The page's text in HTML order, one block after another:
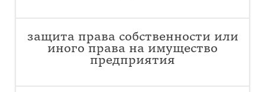
защита права собственности или
иного права на имущество
предприятия